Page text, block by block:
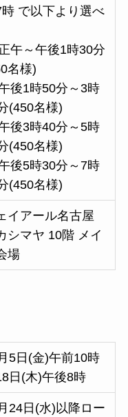
で以下より選べ
午～午後1時30分
名様)
後1時50分～3時
(450名様)
後3時40分～5時
(450名様)
後5時30分～7時
(450名様)
イアール名古屋
シマヤ 10階 メイ
場
5日(金)午前10時
日(木)午後8時
24日(水)以降ロー